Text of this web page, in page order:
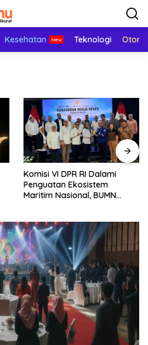
Kesehatan Teknologi
Komisi VI DPR RI Dalami
Penguatan Ekosistem
Maritim Nasional, BUMN